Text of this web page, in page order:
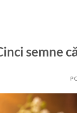
semne